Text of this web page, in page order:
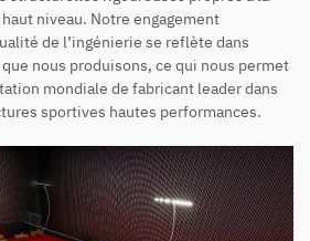
niveau. Notre engagement
de l’ingénierie se reflète dans
nous produisons, ce qui nous permet
mondiale de fabricant leader dans
sportives hautes performances.